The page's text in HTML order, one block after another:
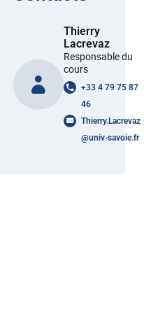
Thierry
Lacrevaz
Responsable du
cours
+33 4 79 75 87
46
Thierry.Lacrevaz
@univ-savoie.fr